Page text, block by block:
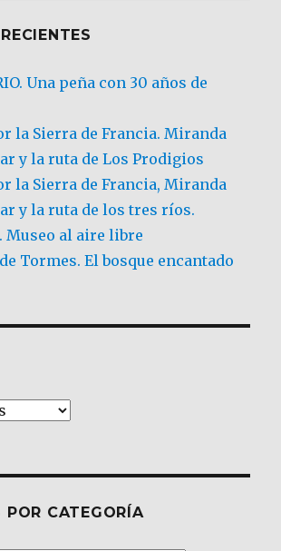
Una peña con 30 años de
la Sierra de Francia. Miranda
y la ruta de Los Prodigios
la Sierra de Francia, Miranda
y la ruta de los tres ríos.
Museo al aire libre
Tormes. El bosque encantado
POR CATEGORÍA